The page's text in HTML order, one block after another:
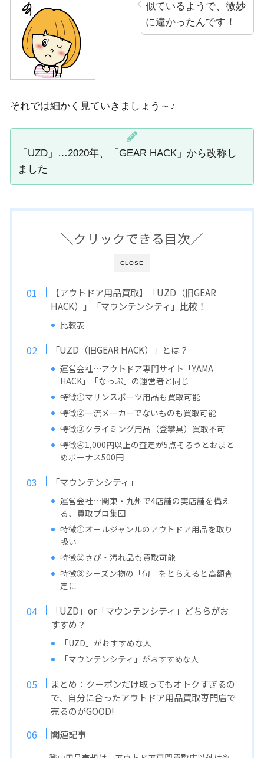
似ているようで、微妙
に違かったんです！
それでは細かく見ていきましょう～♪
「UZD」…2020年、「GEAR HACK」から改称し
ました
CLOSE
＼クリックできる目次／
【アウトドア用品買取】「UZD（旧GEAR
HACK）」「マウンテンシティ」比較！
比較表
「UZD（旧GEAR HACK）」とは？
運営会社…アウトドア専門サイト「YAMA
HACK」「なっぷ」の運営者と同じ
特徴①マリンスポーツ用品も買取可能
特徴②一流メーカーでないものも買取可能
特徴③クライミング用品（登攀具）買取不可
特徴④1,000円以上の査定が5点そろうとおまと
めボーナス500円
「マウンテンシティ」
運営会社…関東・九州で4店舗の実店舗を構え
る、買取プロ集団
特徴①オールジャンルのアウトドア用品を取り
扱い
特徴②さび・汚れ品も買取可能
特徴③シーズン物の「旬」をとらえると高額査
定に
「UZD」or「マウンテンシティ」どちらがお
すすめ？
「UZD」がおすすめな人
「マウンテンシティ」がおすすめな人
まとめ：クーポンだけ取ってもオトクすぎるの
で、自分に合ったアウトドア用品買取専門店で
売るのがGOOD!
関連記事